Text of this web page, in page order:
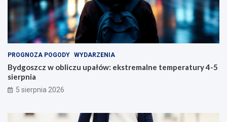
PROGNOZA POGODY WYDARZENIA
Bydgoszcz w obliczu upałów: ekstremalne temperatury 4-5
sierpnia
5 sierpnia 2026